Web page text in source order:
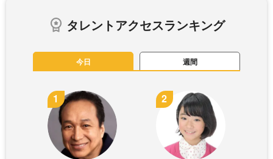
タレントアクセスランキング
今日 週間